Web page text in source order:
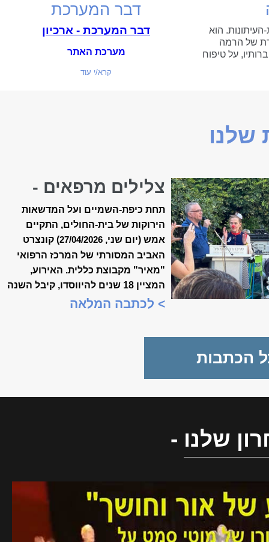
העיתונות. הוא
של הרמה
על טיפוח
דבר המערכת
דבר המערכת - ארכיון
מערכת האתר
קרא/י עוד
שלנו
צלילים מרפאים -
קונצרט האביב ה-18
של ״מאיר״
תחת כיפת-השמיים ועל המדשאות
הירוקות של בית-החולים, התקיים
אמש (יום שני, 27/04/2026) קונצרט
האביב המסורתי של המרכז הרפואי
"מאיר" מקבוצת כללית. האירוע,
המציין 18 שנים להיווסדו, קיבל השנה
משמעות מיוחדת, כשנכלל לראשונה
> לכתבה המלאה
הכתבות
שלנו -